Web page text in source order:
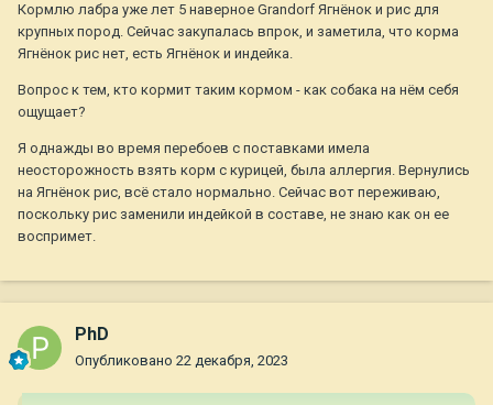
Кормлю лабра уже лет 5 наверное Grandorf Ягнёнок и рис для
крупных пород. Сейчас закупалась впрок, и заметила, что корма
Ягнёнок рис нет, есть Ягнёнок и индейка.
Вопрос к тем, кто кормит таким кормом - как собака на нём себя
ощущает?
Я однажды во время перебоев с поставками имела
неосторожность взять корм с курицей, была аллергия. Вернулись
на Ягнёнок рис, всё стало нормально. Сейчас вот переживаю,
поскольку рис заменили индейкой в составе, не знаю как он ее
воспримет.
PhD
Опубликовано 22 декабря, 2023